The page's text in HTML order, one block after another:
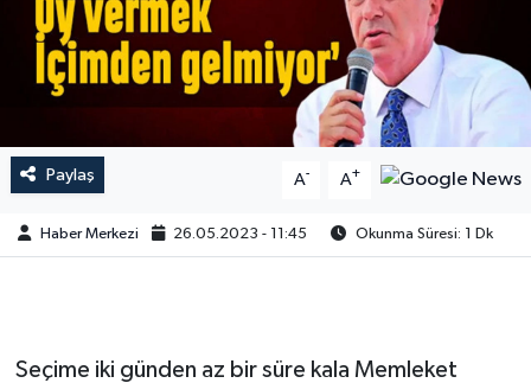
Paylaş A- A+
Haber Merkezi 26.05.2023 - 11:45 Okunma Süresi: 1 Dk
Seçime iki günden az bir süre kala Memleket